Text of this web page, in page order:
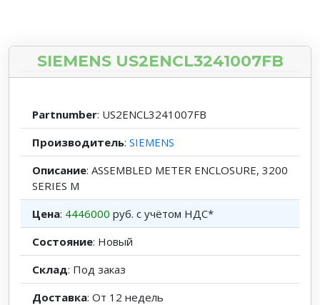
SIEMENS US2ENCL3241007FB
Partnumber: US2ENCL3241007FB
Производитель: SIEMENS
Описание: ASSEMBLED METER ENCLOSURE, 3200
SERIES M
Цена: 4446000 руб. с учётом НДС*
Состояние: Новый
Склад: Под заказ
Доставка: От 12 недель